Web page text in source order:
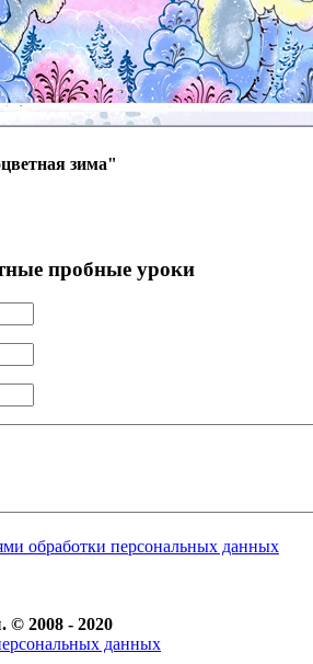
зима"
пробные уроки
обработки персональных данных
© 2008 - 2020
данных